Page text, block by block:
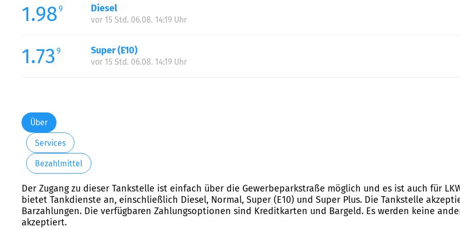
Mittwoch:
Donnerstag:
Samstag:
Sonntag:
1.989 Diesel
vor 15 Std. 06.08. 14:19 Uhr
1.73 9 Super (E10)
vor 15 Std. 06.08. 14:19 Uhr
Über
Services
Bezahlmittel
Der Zugang zu dieser Tankstelle ist einfach über die Gewerbeparkstraße möglich und es ist auch für
bietet Tankdienste an, einschließlich Diesel, Normal, Super (E10) und Super Plus. Die Tankstelle
Barzahlungen. Die verfügbaren Zahlungsoptionen sind Kreditkarten und Bargeld. Es werden keine
akzeptiert.